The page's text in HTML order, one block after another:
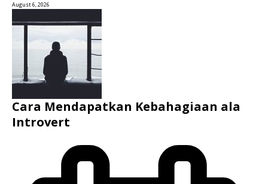
August 6, 2026
Cara Mendapatkan Kebahagiaan ala
Introvert